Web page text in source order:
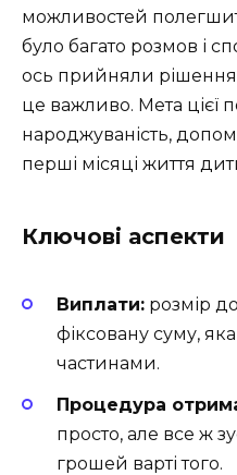
можливостей
було багато розмов і
ось прийняли
це важливо. Мета цієї
народжуваність,
перші місяці життя
Ключові аспекти
Виплати: розмір
фіксовану суму,
частинами.
Процедура
просто, але все ж
грошей варті того.